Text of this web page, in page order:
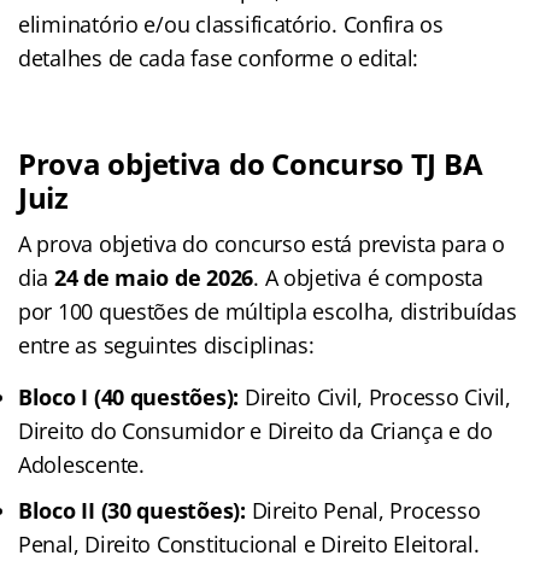
eliminatório e/ou classificatório. Confira os
detalhes de cada fase conforme o edital:
Prova objetiva do Concurso TJ BA
Juiz
A prova objetiva do concurso está prevista para o
dia 24 de maio de 2026. A objetiva é composta
por 100 questões de múltipla escolha, distribuídas
entre as seguintes disciplinas:
Bloco I (40 questões): Direito Civil, Processo Civil,
Direito do Consumidor e Direito da Criança e do
Adolescente.
Bloco II (30 questões): Direito Penal, Processo
Penal, Direito Constitucional e Direito Eleitoral.